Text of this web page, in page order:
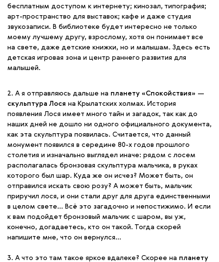
бесплатным доступом к интернету; кинозал, типография;
арт-пространство для выставок; кафе и даже студия
звукозаписи. В библиотеке будет интересно не только
моему лучшему другу, взрослому, хотя он понимает все
на свете, даже детские книжки, но и малышам. Здесь есть
детская игровая зона и центр раннего развития для
малышей.
2. А я отправляюсь дальше на планету «Спокойствия» —
скульптура Лося на Крылатских холмах. История
появления Лося имеет много тайн и загадок, так как до
наших дней не дошло ни одного официального документа,
как эта скульптура появилась. Считается, что данный
монумент появился в середине 80-х годов прошлого
столетия и изначально выглядел иначе: рядом с лосем
располагалась бронзовая скульптура мальчика, в руках
которого был шар. Куда же он исчез? Может быть, он
отправился искать свою розу? А может быть, мальчик
приручил лося, и они стали друг для друга единственными
в целом свете… Всё это загадочно и непостижимо. И если
к вам подойдет бронзовый мальчик с шаром, вы уж,
конечно, догадаетесь, кто он такой. Тогда скорей
напишите мне, что он вернулся…
3. А что это там такое яркое вдалеке? Скорее на планету